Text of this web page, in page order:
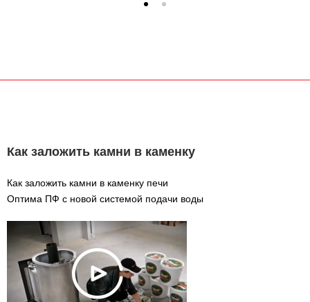
Как заложить камни в каменку
Как заложить камни в каменку печи
Оптима ПФ с новой системой подачи воды